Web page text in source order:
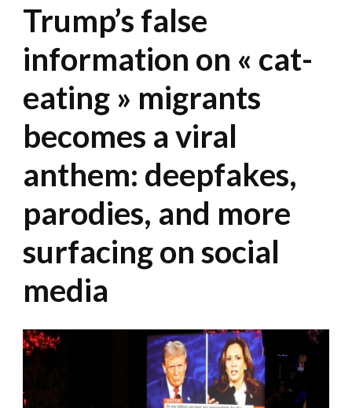
Trump’s false
information on « cat-
eating » migrants
becomes a viral
anthem: deepfakes,
parodies, and more
surfacing on social
media